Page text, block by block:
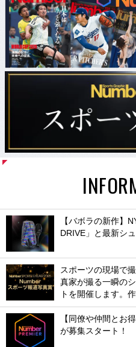
【バボラの新作】
DRIVE」と最新シ
スポーツの現場で
真家が撮る一瞬の
トを開催します。
【同僚や仲間とお
が募集スタート！